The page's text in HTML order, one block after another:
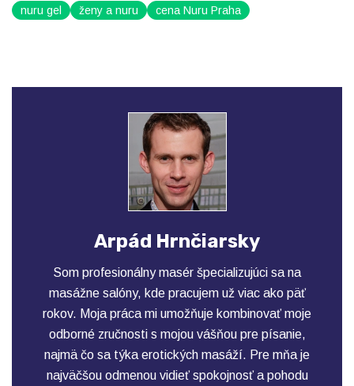
nuru gel
ženy a nuru cena Nuru Praha
Arpád Hrnčiarsky
Som profesionálny masér špecializujúci sa na
masážne salóny, kde pracujem už viac ako päť
rokov. Moja práca mi umožňuje kombinovať moje
odborné zručnosti s mojou vášňou pre písanie,
najmä čo sa týka erotických masáží. Pre mňa je
najväčšou odmenou vidieť spokojnosť a pohodu